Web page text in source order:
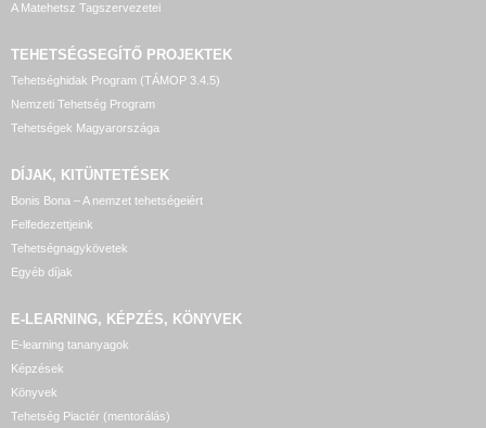
A Matehetsz Tagszervezetei
TEHETSÉGSEGÍTŐ PROJEKTEK
Tehetséghidak Program (TÁMOP 3.4.5)
Nemzeti Tehetség Program
Tehetségek Magyarországa
DÍJAK, KITÜNTETÉSEK
Bonis Bona – A nemzet tehetségeiért
Felfedezettjeink
Tehetségnagykövetek
Egyéb díjak
E-LEARNING, KÉPZÉS, KÖNYVEK
E-learning tananyagok
Képzések
Könyvek
Tehetség Piactér (mentorálás)